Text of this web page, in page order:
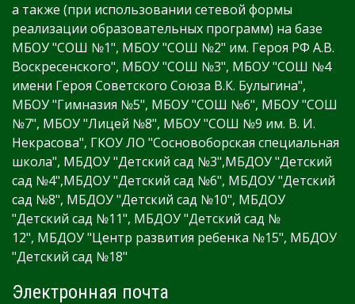
а также (при использовании сетевой формы
реализации образовательных программ) на базе
МБОУ "СОШ №1", МБОУ "СОШ №2" им. Героя РФ А.В.
Воскресенского", МБОУ "СОШ №3", МБОУ "СОШ №4
имени Героя Советского Союза В.К. Булыгина",
МБОУ "Гимназия №5", МБОУ "СОШ №6", МБОУ "СОШ
№7", МБОУ "Лицей №8", МБОУ "СОШ №9 им. В. И.
Некрасова", ГКОУ ЛО "Сосновоборская специальная
школа", МБДОУ "Детский сад №3",МБДОУ "Детский
сад №4",МБДОУ "Детский сад №6", МБДОУ "Детский
сад №8", МБДОУ "Детский сад №10", МБДОУ
"Детский сад №11", МБДОУ "Детский сад №
12", МБДОУ "Центр развития ребенка №15", МБДОУ
"Детский сад №18"
Электронная почта